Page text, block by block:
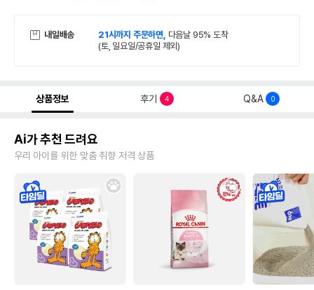
내일배송 21시까지 주문하면, 다음날 95% 도착
(토, 일요일/공휴일 제외)
상품정보 후기 4 Q&A 0
Ai가 추천 드려요
우리 아이를 위한 맞춤 취향 저격 상품